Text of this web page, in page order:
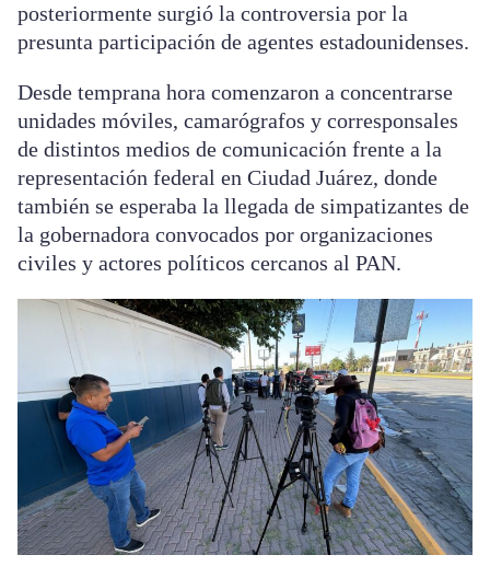
posteriormente surgió la controversia por la
presunta participación de agentes estadounidenses.
Desde temprana hora comenzaron a concentrarse
unidades móviles, camarógrafos y corresponsales
de distintos medios de comunicación frente a la
representación federal en Ciudad Juárez, donde
también se esperaba la llegada de simpatizantes de
la gobernadora convocados por organizaciones
civiles y actores políticos cercanos al PAN.